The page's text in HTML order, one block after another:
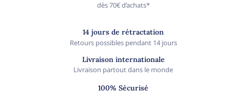
dès 70€ d’achats*
14 jours de rétractation
Retours possibles pendant 14 jours
Livraison internationale
Livraison partout dans le monde
100% Sécurisé